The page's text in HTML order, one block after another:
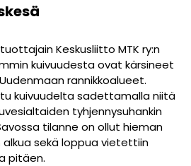
Keskusliitto MTK ry:n
kuivuudesta ovat kärsineet
rannikkoalueet.
kuivuudelta sadettamalla niitä
tyhjennysuhankin
tilanne on ollut hieman
alkua sekä loppua vietettiin
pitäen.